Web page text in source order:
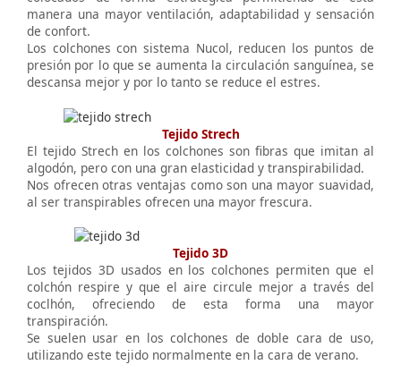
manera una mayor ventilación, adaptabilidad y sensación
de confort.
Los colchones con sistema Nucol, reducen los puntos de
presión por lo que se aumenta la circulación sanguínea, se
descansa mejor y por lo tanto se reduce el estres.
Tejido Strech
El tejido Strech en los colchones son fibras que imitan al
algodón, pero con una gran elasticidad y transpirabilidad.
Nos ofrecen otras ventajas como son una mayor suavidad,
al ser transpirables ofrecen una mayor frescura.
Tejido 3D
Los tejidos 3D usados en los colchones permiten que el
colchón respire y que el aire circule mejor a través del
coclhón, ofreciendo de esta forma una mayor
transpiración.
Se suelen usar en los colchones de doble cara de uso,
utilizando este tejido normalmente en la cara de verano.